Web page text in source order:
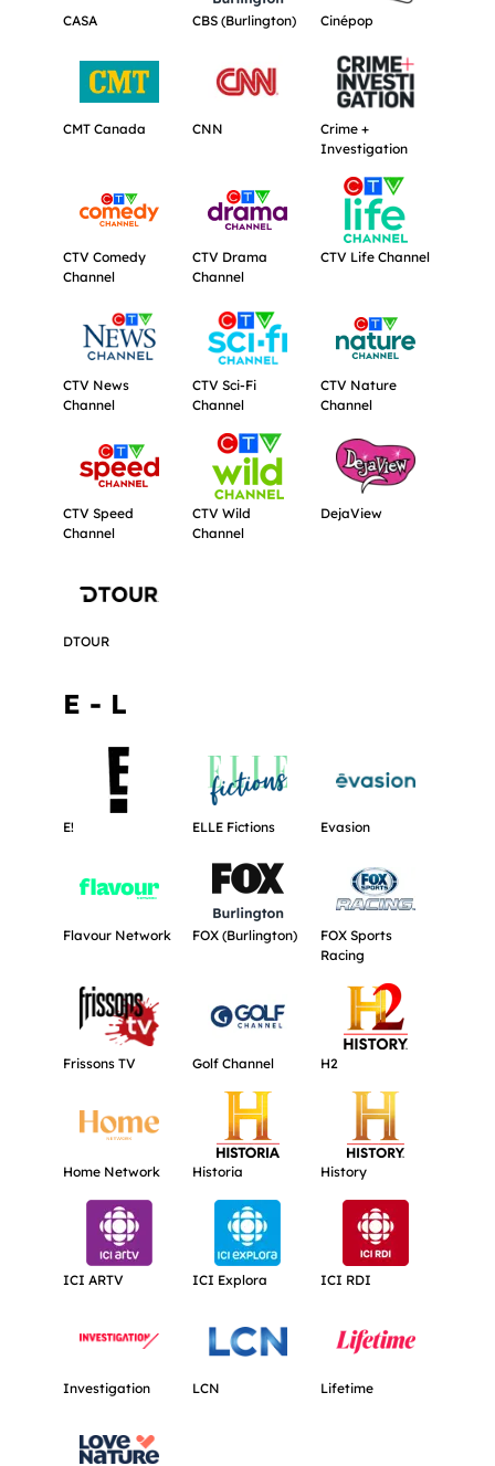
CASA CBS (Burlington) Cinépop
CMT Canada
Obtenir plus d'informations à propos de CMT Canada.
CNN
Obtenir plus d'informations à propos
Crime +
Investigation
Obtenir plus
CTV Comedy
Channel
Obtenir plus d'informations à propos de CTV Comedy
CTV Drama
Channel
Obtenir plus d'informations à propos
CTV Life Channel
Obtenir plus
CTV News
Channel
Obtenir plus d'informations à propos de CTV News
CTV Sci-Fi
Channel
Obtenir plus d'informations à propos
CTV Nature
Channel
Obtenir plus
CTV Speed
Channel
Obtenir plus d'informations à propos de CTV Speed
CTV Wild
Channel
Obtenir plus d'informations à propos
DejaView
Obtenir plus
DTOUR
Obtenir plus d'informations à propos de DTOUR.
E - L
E!
Obtenir plus d'informations à propos de E!.
ELLE Fictions
Obtenir plus d'informations à propos
Evasion
Obtenir plus
Flavour Network
Obtenir plus d'informations à propos de Flavour Network.
FOX (Burlington)
Obtenir plus d'informations à propos
FOX Sports
Racing
Obtenir plus
Frissons TV
Obtenir plus d'informations à propos de Frissons TV.
Golf Channel
Obtenir plus d'informations à propos
H2
Obtenir plus
Home Network
Obtenir plus d'informations à propos de Home Network.
Historia
Obtenir plus d'informations à propos
History
Obtenir plus
ICI ARTV
Obtenir plus d'informations à propos de ICI ARTV.
ICI Explora
Obtenir plus d'informations à propos
ICI RDI
Obtenir plus
Investigation
Obtenir plus d'informations à propos de Investigation.
LCN
Obtenir plus d'informations à propos
Lifetime
Obtenir plus
Obtenir plus d'informations à propos de Love Nature.